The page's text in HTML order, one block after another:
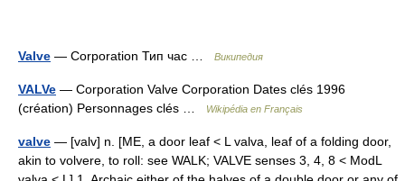
Valve — Corporation Тип час … Википедия
VALVe — Corporation Valve Corporation Dates clés 1996
(création) Personnages clés …
Wikipédia en Français
valve — [valv] n. [ME, a door leaf < L valva, leaf of a folding door,
akin to volvere, to roll: see WALK; VALVE senses 3, 4, 8 < ModL